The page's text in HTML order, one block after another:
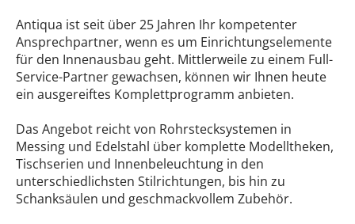
Antiqua ist seit über 25 Jahren Ihr kompetenter
Ansprechpartner, wenn es um Einrichtungselemente
für den Innenausbau geht. Mittlerweile zu einem Full-
Service-Partner gewachsen, können wir Ihnen heute
ein ausgereiftes Komplettprogramm anbieten.
Das Angebot reicht von Rohrstecksystemen in
Messing und Edelstahl über komplette Modelltheken,
Tischserien und Innenbeleuchtung in den
unterschiedlichsten Stilrichtungen, bis hin zu
Schanksäulen und geschmackvollem Zubehör.